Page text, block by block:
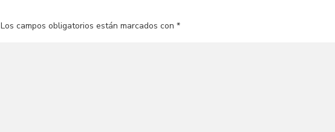
Los campos obligatorios están marcados con*